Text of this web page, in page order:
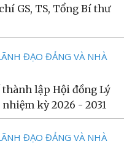
GS, TS, Tổng Bí thư
ĐẠO ĐẢNG VÀ NHÀ
lập Hội đồng Lý
kỳ 2026 - 2031
ĐẠO ĐẢNG VÀ NHÀ